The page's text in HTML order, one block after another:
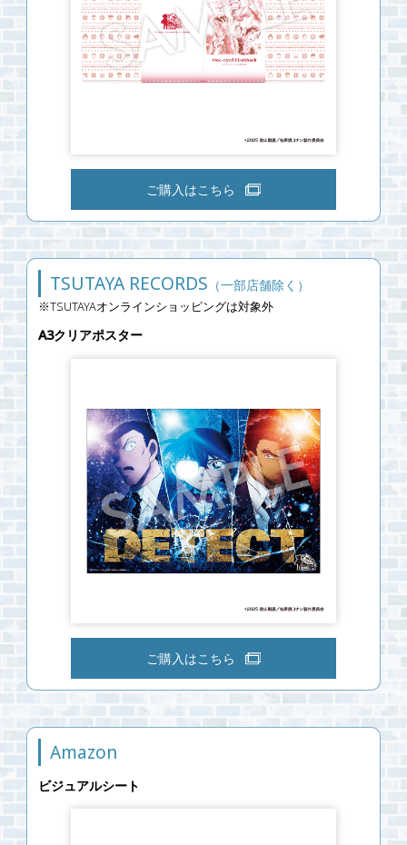
ご購入はこちら
TSUTAYA RECORDS （一部店舗除く）
※TSUTAYAオンラインショッピングは対象外
A3クリアポスター
ご購入はこちら
Amazon
ビジュアルシート